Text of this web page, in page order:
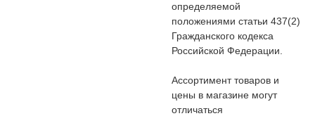
определяемой
положениями статьи 437(2)
Гражданского кодекса
Российской Федерации.
Ассортимент товаров и
цены в магазине могут
отличаться